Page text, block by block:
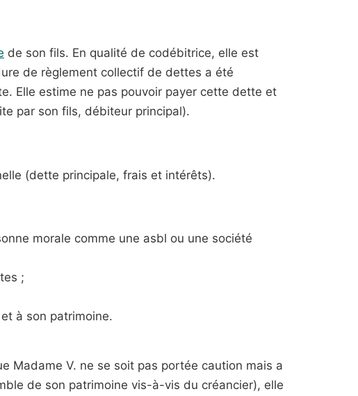
de son fils. En qualité de codébitrice, elle est
de règlement collectif de dettes a été
Elle estime ne pas pouvoir payer cette dette et
par son fils, débiteur principal).
(dette principale, frais et intérêts).
morale comme une asbl ou une société
;
à son patrimoine.
Madame V. ne se soit pas portée caution mais a
de son patrimoine vis-à-vis du créancier), elle